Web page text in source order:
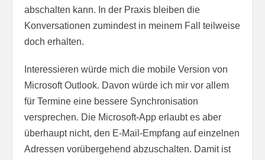
abschalten kann. In der Praxis bleiben die
Konversationen zumindest in meinem Fall teilweise
doch erhalten.
Interessieren würde mich die mobile Version von
Microsoft Outlook. Davon würde ich mir vor allem
für Termine eine bessere Synchronisation
versprechen. Die Microsoft-App erlaubt es aber
überhaupt nicht, den E-Mail-Empfang auf einzelnen
Adressen vorübergehend abzuschalten. Damit ist